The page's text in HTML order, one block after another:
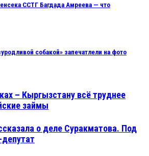
ССТГ Багдада Амреева — что
собакой» запечатлели на фото
– Кыргызстану всё труднее
займы
о деле Суракматова. Под